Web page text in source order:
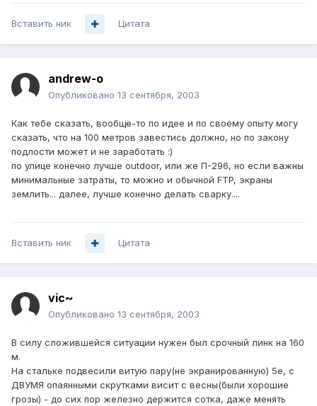
Вставить ник Цитата
andrew-o
Опубликовано 13 сентября, 2003
Как тебе сказать, вообще-то по идее и по своему опыту могу
сказать, что на 100 метров завестись должно, но по закону
подлости может и не заработать :)
по улице конечно лучше outdoor, или же П-296, но если важны
минимальные затраты, то можно и обычной FTP, экраны
землить... далее, лучше конечно делать сварку....
Вставить ник Цитата
vic~
Опубликовано 13 сентября, 2003
В силу сложившейся ситуации нужен был срочный линк на 160
м.
На стальке подвесили витую пару(не экранированную) 5е, с
ДВУМЯ опаянными скрутками висит с весны(были хорошие
грозы) - до сих пор железно держится сотка, даже менять